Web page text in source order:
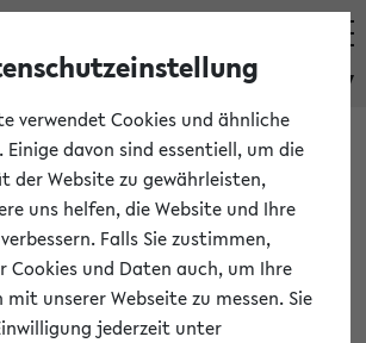
eKVV
eKVV Funktion zugreifen, die Ihnen
am System zur Verfügung
melden Sie sich an:
verwendet Cookies und ähnliche
Einige davon sind essentiell, um die
der Website zu gewährleisten,
uns helfen, die Website und Ihre
Falls Sie zustimmen,
Cookies und Daten auch, um Ihre
unserer Webseite zu messen. Sie
jederzeit unter